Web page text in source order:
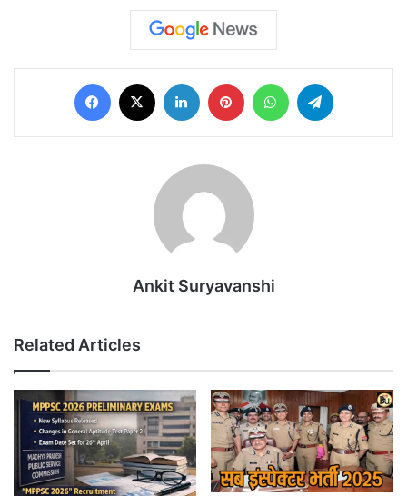
Facebook LinkedIn PinterestWhatsApp
Ankit Suryavanshi
Related Articles